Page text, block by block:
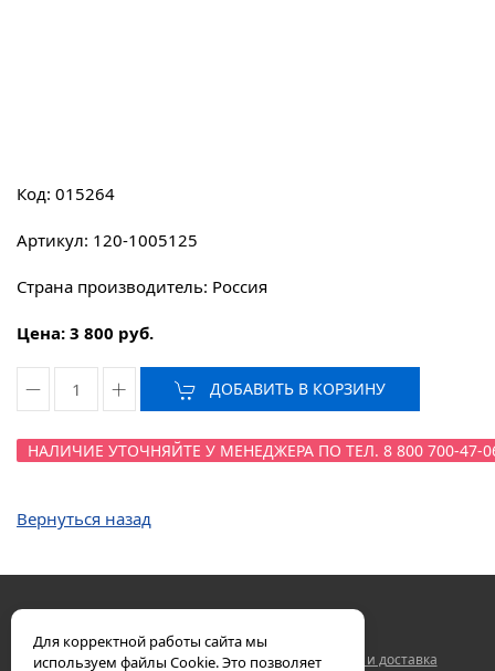
Код: 015264
Артикул: 120-1005125
Страна производитель: Россия
Цена: 3 800 руб.
ДОБАВИТЬ В КОРЗИНУ
НАЛИЧИЕ УТОЧНЯЙТЕ У МЕНЕДЖЕРА ПО ТЕЛ. 8 800 700-47-
Вернуться назад
Двигатели ЯМЗ Контакты Гарантия Оплата и доставка
Для корректной работы сайта мы
используем файлы Cookie. Это позволяет